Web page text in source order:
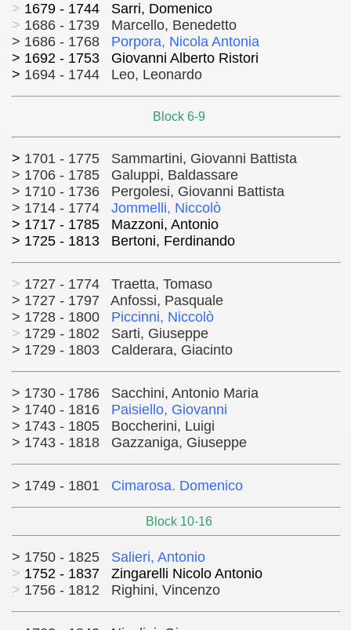
> 1679 - 1744 Sarri, Domenico
> 1686 - 1739 Marcello, Benedetto
> 1686 - 1768 Porpora, Nicola Antonia
> 1692 - 1753 Giovanni Alberto Ristori
> 1694 - 1744 Leo, Leonardo
Block 6-9
> 1701 - 1775 Sammartini, Giovanni Battista
> 1706 - 1785 Galuppi, Baldassare
> 1710 - 1736 Pergolesi, Giovanni Battista
> 1714 - 1774 Jommelli, Niccolò
> 1717 - 1785 Mazzoni, Antonio
> 1725 - 1813 Bertoni, Ferdinando
> 1727 - 1774 Traetta, Tomaso
> 1727 - 1797 Anfossi, Pasquale
> 1728 - 1800 Piccinni, Niccolò
> 1729 - 1802 Sarti, Giuseppe
> 1729 - 1803 Calderara, Giacinto
> 1730 - 1786 Sacchini, Antonio Maria
> 1740 - 1816 Paisiello, Giovanni
> 1743 - 1805 Boccherini, Luigi
> 1743 - 1818 Gazzaniga, Giuseppe
> 1749 - 1801 Cimarosa. Domenico
Block 10-16
> 1750 - 1825 Salieri, Antonio
> 1752 - 1837 Zingarelli Nicolo Antonio
> 1756 - 1812 Righini, Vincenzo